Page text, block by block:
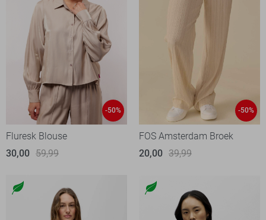
-50%
Fluresk Blouse
30,00 59,99
-50%
FOS Amsterdam Broek
20,00 39,99